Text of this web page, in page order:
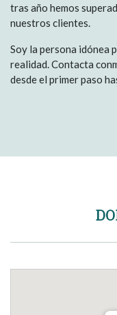
tras año hemos
nuestros clientes.
Soy la persona idónea
realidad. Contacta
desde el primer paso